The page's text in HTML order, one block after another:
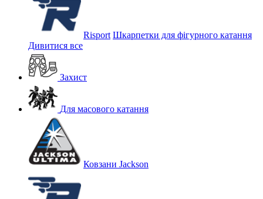
Risport Шкарпетки для фігурного катання
Дивитися все
Захист
Для масового катання
Ковзани Jackson